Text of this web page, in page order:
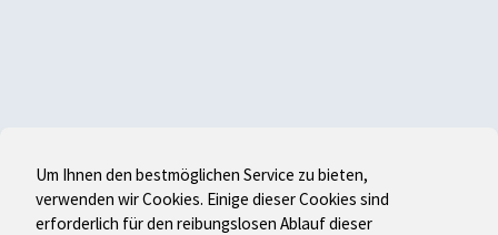
Um Ihnen den bestmöglichen Service zu bieten,
verwenden wir Cookies. Einige dieser Cookies sind
erforderlich für den reibungslosen Ablauf dieser